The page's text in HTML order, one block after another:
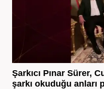
Şarkıcı Pınar Sürer,
şarkı okuduğu anları